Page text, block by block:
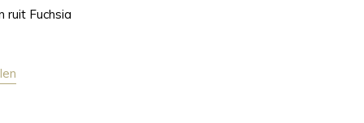
ruit Fuchsia